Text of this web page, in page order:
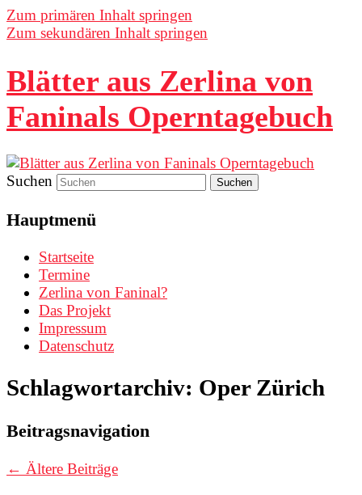
Zum primären Inhalt springen
Zum sekundären Inhalt springen
Blätter aus Zerlina von
Faninals Operntagebuch
Suchen
Hauptmenü
Startseite
Termine
Zerlina von Faninal?
Das Projekt
Impressum
Datenschutz
Schlagwortarchiv: Oper Zürich
Beitragsnavigation
← Ältere Beiträge